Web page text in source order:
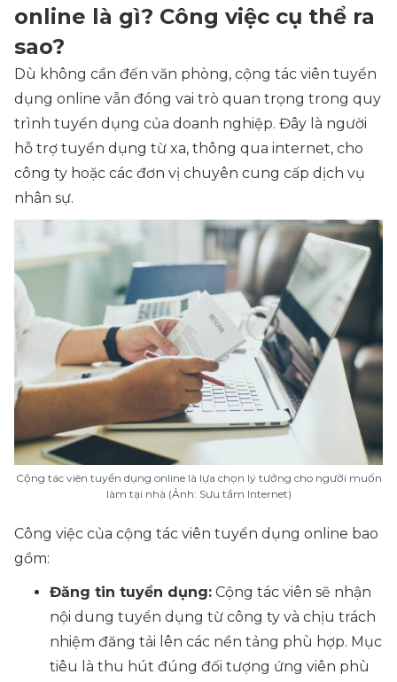
online là gì? Công việc cụ thể ra
sao?
Dù không cần đến văn phòng, cộng tác viên tuyển
dụng online vẫn đóng vai trò quan trọng trong quy
trình tuyển dụng của doanh nghiệp. Đây là người
hỗ trợ tuyển dụng từ xa, thông qua internet, cho
công ty hoặc các đơn vị chuyên cung cấp dịch vụ
nhân sự.
Cộng tác viên tuyển dụng online là lựa chọn lý tưởng cho người muốn
làm tại nhà (Ảnh: Sưu tầm Internet)
Công việc của cộng tác viên tuyển dụng online bao
gồm:
Đăng tin tuyển dụng: Cộng tác viên sẽ nhận
nội dung tuyển dụng từ công ty và chịu trách
nhiệm đăng tải lên các nền tảng phù hợp. Mục
tiêu là thu hút đúng đối tượng ứng viên phù